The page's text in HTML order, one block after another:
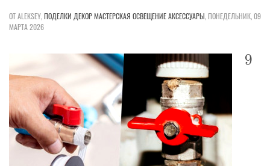
ОТ ALEKSEY,ПОДЕЛКИ ДЕКОРМАСТЕРСКАЯ ОСВЕЩЕНИЕАКСЕССУАРЫ,ПОНЕДЕЛЬНИК, 09
МАРТА 2026
9